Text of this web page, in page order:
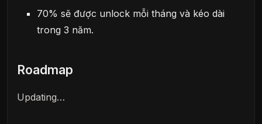
70% sẽ được unlock mỗi tháng và kéo dài
trong 3 năm.
Roadmap
Updating…